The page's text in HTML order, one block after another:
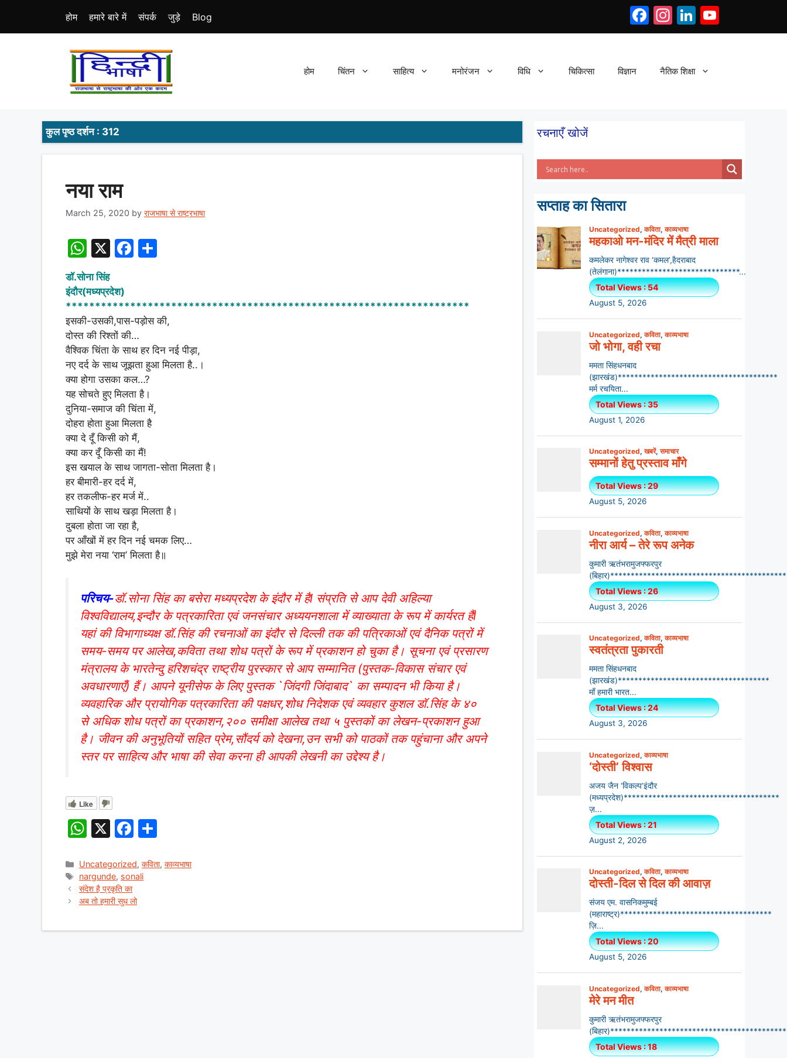
content
Facebook
Instagram
LinkedIn
होम हमारे बारे में संपर्क जुड़े Blog
होम चिंतन साहित्य मनोरंजन विधि चिकित्सा विज्ञान नैतिक शिक्षा
कुल पृष्ठ दर्शन : 312
नया राम
March 25, 2020 by राजभाषा से राष्ट्रभाषा
W
h
at
s
A
p
p
X
F
e
b
o
o
k
e
डॉ.सोना सिंह
इंदौर(मध्यप्रदेश)
*********************************************************************
इसकी-उसकी,पास-पड़ोस की,
दोस्त की रिश्तों की…
वैश्विक चिंता के साथ हर दिन नई पीड़ा,
नए दर्द के साथ जूझता हुआ मिलता है..।
क्या होगा उसका कल…?
यह सोचते हुए मिलता है।
दुनिया-समाज की चिंता में,
दोहरा होता हुआ मिलता है
क्या दे दूँ किसी को मैं,
क्या कर दूँ किसी का मैं!
इस खयाल के साथ जागता-सोता मिलता है।
हर बीमारी-हर दर्द में,
हर तकलीफ-हर मर्ज में..
साथियों के साथ खड़ा मिलता है।
दुबला होता जा रहा है,
पर आँखों में हर दिन नई चमक लिए…
मुझे मेरा नया ‘राम’ मिलता है॥
परिचय-डॉ.सोना सिंह का बसेरा मध्यप्रदेश के इंदौर में हैl संप्रति से आप देवी अहिल्या
विश्वविद्यालय,इन्दौर के पत्रकारिता एवं जनसंचार अध्ययनशाला में व्याख्याता के रूप में कार्यरत हैंl
यहां की विभागाध्यक्ष डॉ.सिंह की रचनाओं का इंदौर से दिल्ली तक की पत्रिकाओं एवं दैनिक पत्रों में
समय-समय पर आलेख,कविता तथा शोध पत्रों के रूप में प्रकाशन हो चुका है। सूचना एवं प्रसारण
मंत्रालय के भारतेन्दु हरिशचंद्र राष्ट्रीय पुरस्कार से आप सम्मानित (पुस्तक-विकास संचार एवं
अवधारणाएँ) हैं। आपने यूनीसेफ के लिए पुस्तक `जिंदगी जिंदाबाद` का सम्पादन भी किया है।
व्यवहारिक और प्रायोगिक पत्रकारिता की पक्षधर,शोध निदेशक एवं व्यवहार कुशल डॉ.सिंह के ४०
से अधिक शोध पत्रों का प्रकाशन,२०० समीक्षा आलेख तथा ५ पुस्तकों का लेखन-प्रकाशन हुआ
है। जीवन की अनुभूतियों सहित प्रेम,सौंदर्य को देखना,उन सभी को पाठकों तक पहुंचाना और अपने
स्तर पर साहित्य और भाषा की सेवा करना ही आपकी लेखनी का उद्देश्य है।
Like
W
at
s
A
X
F
c
e
b
ar
Categories
Uncategorized,कविता,काव्यभाषा
Tags
nargunde, sonali
संदेश है प्रकृति का
अब तो हमारी सुध लो
रचनाएँ खोजें
सप्ताह का सितारा